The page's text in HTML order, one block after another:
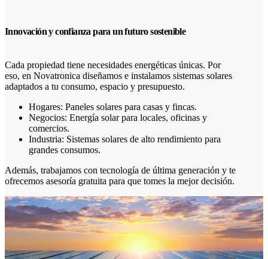
Innovación y confianza para un futuro sostenible
Cada propiedad tiene necesidades energéticas únicas. Por
eso, en Novatronica diseñamos e instalamos sistemas solares
adaptados a tu consumo, espacio y presupuesto.
Hogares: Paneles solares para casas y fincas.
Negocios: Energía solar para locales, oficinas y
comercios.
Industria: Sistemas solares de alto rendimiento para
grandes consumos.
Además, trabajamos con tecnología de última generación y te
ofrecemos asesoría gratuita para que tomes la mejor decisión.